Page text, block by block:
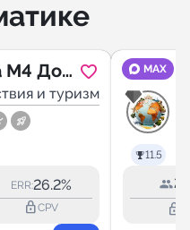
М4 Дон
и туризм
ERR:26.2%
lock_outlineCPV
MAX
11.5
lock_outline